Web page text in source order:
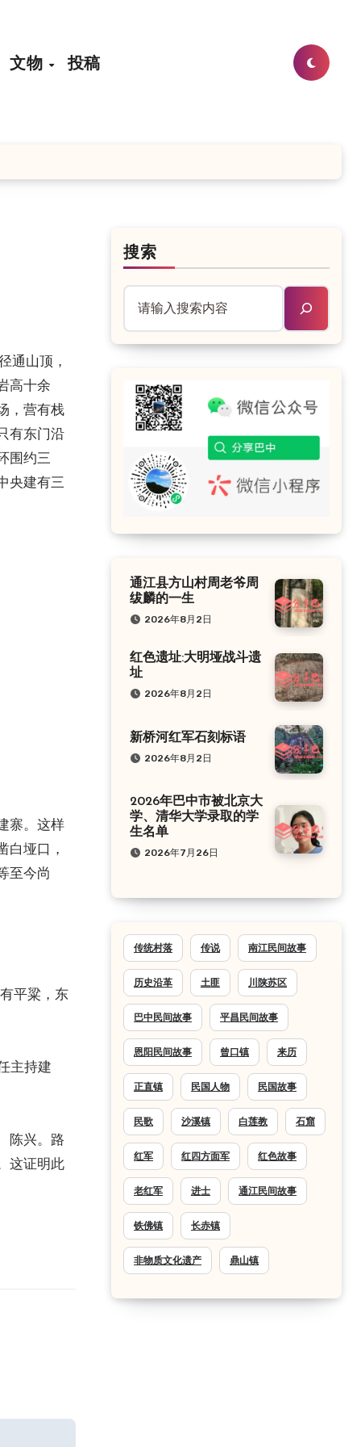
文物 投稿
高十余
，营有栈
有东门沿
围约三
央建有三
寨。这样
白垭口，
至今尚
平粱，东
主持建
陈兴。路
这证明此
搜索
通江县方山村周老爷周
绂麟的一生
2026年8月2日
红色遗址:大明垭战斗遗
址
2026年8月2日
新桥河红军石刻标语
2026年8月2日
2026年巴中市被北京大
学、清华大学录取的学
生名单
2026年7月26日
传统村落 传说 南江民间故事
历史沿革 土匪 川陕苏区
巴中民间故事 平昌民间故事
恩阳民间故事 曾口镇 来历
正直镇 民国人物 民国故事
民歌 沙溪镇 白莲教 石窟
红军 红四方面军 红色故事
老红军 进士 通江民间故事
铁佛镇 长赤镇
非物质文化遗产 鼎山镇